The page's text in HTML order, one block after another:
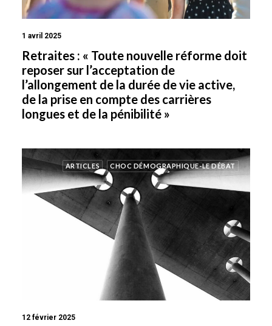
1 avril 2025
Retraites : « Toute nouvelle réforme doit
reposer sur l’acceptation de
l’allongement de la durée de vie active,
de la prise en compte des carrières
longues et de la pénibilité »
ARTICLES CHOC DÉMOGRAPHIQUE-LE DÉBAT
12 février 2025